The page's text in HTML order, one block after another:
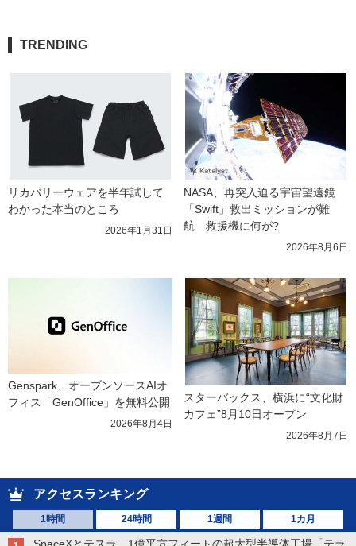
TRENDING
リカバリーウェアを半年試して
わかった本当のところ
2026年1月31日
NASA、再突入迫る宇宙望遠鏡
「Swift」救出ミッションが難
航　救援機に何が?
2026年8月6日
Genspark、オープンソースAIオ
フィス「GenOffice」を無料公開
2026年8月4日
スターバックス、横浜に“文化財
カフェ”8月10日オープン
2026年8月7日
アクセスランキング
1時間 24時間 1週間 1カ月